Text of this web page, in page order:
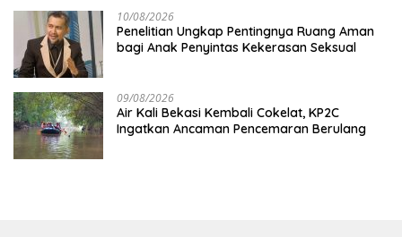
10/08/2026
Penelitian Ungkap Pentingnya Ruang Aman
bagi Anak Penyintas Kekerasan Seksual
09/08/2026
Air Kali Bekasi Kembali Cokelat, KP2C
Ingatkan Ancaman Pencemaran Berulang